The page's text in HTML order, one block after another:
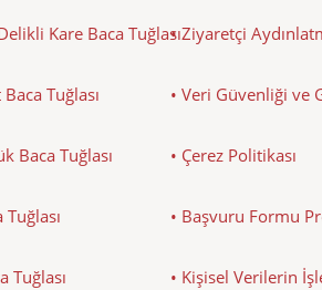
Kare Baca Tuğlası
Tuğlası
Baca Tuğlası
Tuğlası
Tuğlası
• Ziyaretçi
• Veri Güvenliği ve
• Çerez Politikası
• Başvuru Formu
• Kişisel Verilerin